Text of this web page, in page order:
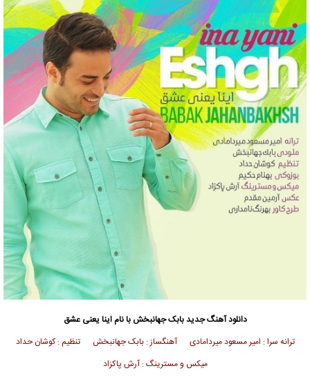
دانلود آهنگ جدیدبابک جهانبخش با نام اینا یعنی عشق
ترانه سرا : امیر مسعود میردامادی آهنگساز : بابک جهانبخش تنظیم : کوشان حداد
میکس و مسترینگ : آرش پاکزاد